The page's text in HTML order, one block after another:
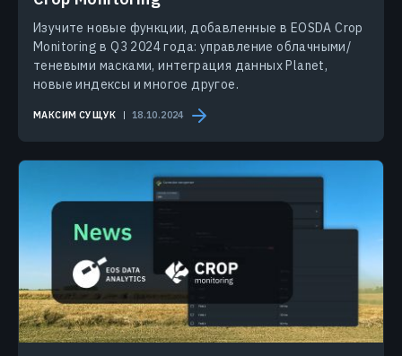
Изучите новые функции, добавленные в EOSDA Crop
Monitoring в Q3 2024 года: управление облачными/
теневыми масками, интеграция данных Planet,
новые индексы и многое другое.
МАКСИМ СУЩУК 18.10.2024